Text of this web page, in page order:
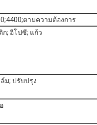
ตามความต้องการ
ก; อีโปซี; แก้ว
ม; ปรับปรุง